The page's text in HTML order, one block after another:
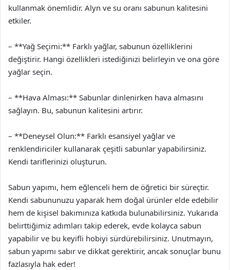
kullanmak önemlidir. Alyn ve su oranı sabunun kalitesini
etkiler.
– **Yağ Seçimi:** Farklı yağlar, sabunun özelliklerini
değiştirir. Hangi özellikleri istediğinizi belirleyin ve ona göre
yağlar seçin.
– **Hava Alması:** Sabunlar dinlenirken hava almasını
sağlayın. Bu, sabunun kalitesini artırır.
– **Deneysel Olun:** Farklı esansiyel yağlar ve
renklendiriciler kullanarak çeşitli sabunlar yapabilirsiniz.
Kendi tariflerinizi oluşturun.
Sabun yapımı, hem eğlenceli hem de öğretici bir süreçtir.
Kendi sabununuzu yaparak hem doğal ürünler elde edebilir
hem de kişisel bakımınıza katkıda bulunabilirsiniz. Yukarıda
belirttiğimiz adımları takip ederek, evde kolayca sabun
yapabilir ve bu keyifli hobiyi sürdürebilirsiniz. Unutmayın,
sabun yapımı sabır ve dikkat gerektirir, ancak sonuçlar bunu
fazlasıyla hak eder!